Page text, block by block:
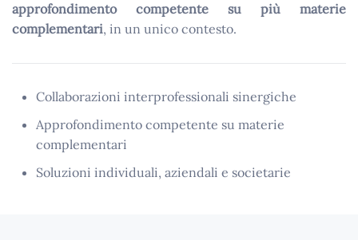
approfondimento competente su più materie
complementari, in un unico contesto.
Collaborazioni interprofessionali sinergiche
Approfondimento competente su materie
complementari
Soluzioni individuali, aziendali e societarie